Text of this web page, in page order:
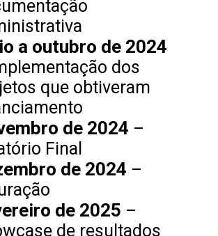
a outubro de 2024
dos
que obtiveram
de 2024 –
Final
de 2024 –
de 2025 –
de resultados